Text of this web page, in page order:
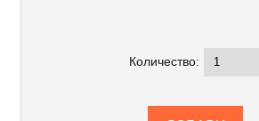
Количество: